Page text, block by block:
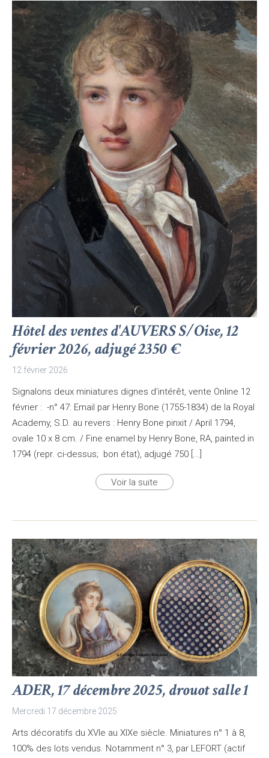
Hôtel des ventes d'AUVERS S/Oise, 12
février 2026, adjugé 2350 €
12 février 2026
Signalons deux miniatures dignes d'intérêt, vente Online 12
février : -n° 47: Email par Henry Bone (1755-1834) de la Royal
Academy, S.D. au revers : Henry Bone pinxit / April 1794,
ovale 10 x 8 cm. / Fine enamel by Henry Bone, RA, painted in
1794 (repr. ci-dessus; bon état), adjugé 750 [...]
Voir la suite
ADER, 17 décembre 2025, drouot salle 1
Mercredi 17 décembre 2025
Arts décoratifs du XVIe au XIXe siècle. Miniatures n° 1 à 8,
100% des lots vendus. Notamment n° 3, par LEFORT (actif